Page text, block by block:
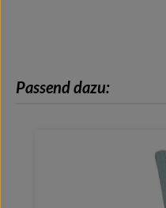
Produktgalerie überspringen
Passend dazu: